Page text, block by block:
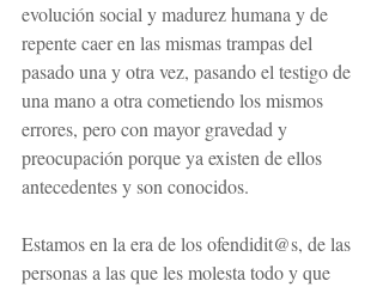
evolución social y madurez humana y de
repente caer en las mismas trampas del
pasado una y otra vez, pasando el testigo de
una mano a otra cometiendo los mismos
errores, pero con mayor gravedad y
preocupación porque ya existen de ellos
antecedentes y son conocidos.
Estamos en la era de los ofendidit@s, de las
personas a las que les molesta todo y que